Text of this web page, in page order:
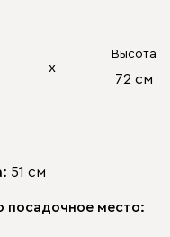
х
Высота
72 см
51 см
посадочное место: